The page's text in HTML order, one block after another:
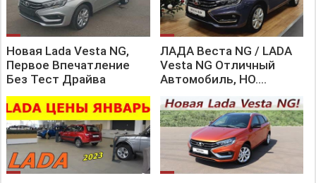
Новая Lada Vesta NG,
Первое Впечатление
Без Тест Драйва
ЛАДА Веста NG / LADA
Vesta NG Отличный
Автомобиль, НО....